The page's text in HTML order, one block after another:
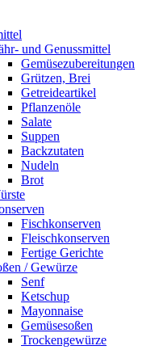
und Genussmittel
Gemüsezubereitungen
Grützen, Brei
Getreideartikel
Pflanzenöle
Salate
Suppen
Backzutaten
Nudeln
Brot
Fischkonserven
Fleischkonserven
Fertige Gerichte
/ Gewürze
Senf
Ketschup
Mayonnaise
Gemüsesoßen
Trockengewürze